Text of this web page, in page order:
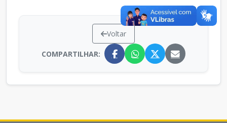
Voltar
COMPARTILHAR: